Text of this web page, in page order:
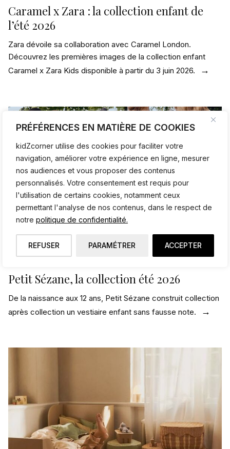
PRÉFÉRENCES EN MATIÈRE DE COOKIES
kidZcorner utilise des cookies pour faciliter votre
navigation, améliorer votre expérience en ligne, mesurer
nos audiences et vous proposer des contenus
personnalisés. Votre consentement est requis pour
l'utilisation de certains cookies, notamment ceux
permettant l'analyse de nos contenus, dans le respect de
notre politique de confidentialité.
PARAMÉTRER
REFUSER ACCEPTER
Caramel x Zara : la collection enfant de
l’été 2026
Zara dévoile sa collaboration avec Caramel London.
Découvrez les premières images de la collection enfant
Caramel x Zara Kids disponible à partir du 3 juin 2026.
Petit Sézane, la collection été 2026
De la naissance aux 12 ans, Petit Sézane construit collection
après collection un vestiaire enfant sans fausse note.